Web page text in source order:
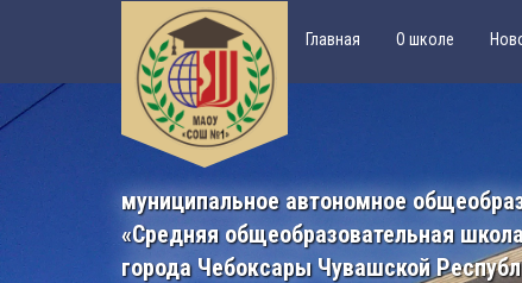
Главная О школе
муниципальное автономное
«Средняя общеобразовательная
города Чебоксары Чувашской